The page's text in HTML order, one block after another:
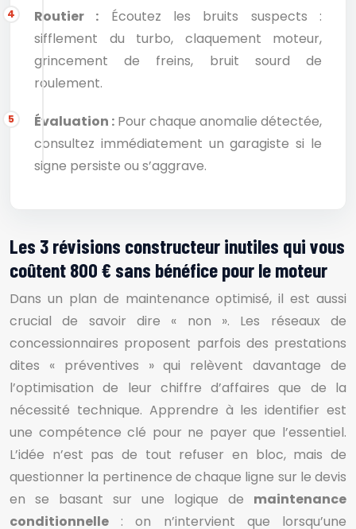
Routier : Écoutez les bruits suspects :
sifflement du turbo, claquement moteur,
grincement de freins, bruit sourd de
roulement.
Évaluation : Pour chaque anomalie détectée,
consultez immédiatement un garagiste si le
signe persiste ou s’aggrave.
Les 3 révisions constructeur inutiles qui vous
coûtent 800 € sans bénéfice pour le moteur
Dans un plan de maintenance optimisé, il est aussi
crucial de savoir dire « non ». Les réseaux de
concessionnaires proposent parfois des prestations
dites « préventives » qui relèvent davantage de
l’optimisation de leur chiffre d’affaires que de la
nécessité technique. Apprendre à les identifier est
une compétence clé pour ne payer que l’essentiel.
L’idée n’est pas de tout refuser en bloc, mais de
questionner la pertinence de chaque ligne sur le devis
en se basant sur une logique de maintenance
conditionnelle : on n’intervient que lorsqu’une